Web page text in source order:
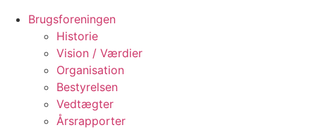
Brugsforeningen
Historie
Vision / Værdier
Organisation
Bestyrelsen
Vedtægter
Årsrapporter